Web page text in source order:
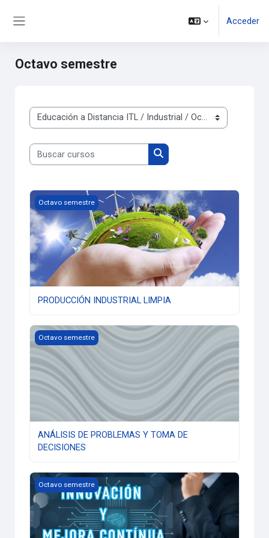
Acceder
Octavo semestre
Categorías
Buscar cursos
Buscar cursos
PRODUCCIÓN INDUSTRIAL LIMPIA
Octavo semestre
PRODUCCIÓN INDUSTRIAL LIMPIA
ANÁLISIS DE PROBLEMAS Y TOMA DE DECISIONES
Octavo semestre
ANÁLISIS DE PROBLEMAS Y TOMA DE
DECISIONES
INNOVACIÓN PARA LA MEJORA CONTINUA
Octavo semestre